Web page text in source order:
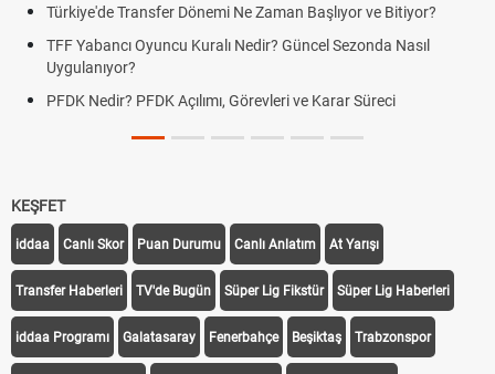
Türkiye'de Transfer Dönemi Ne Zaman Başlıyor ve Bitiyor?
TFF Yabancı Oyuncu Kuralı Nedir? Güncel Sezonda Nasıl
Uygulanıyor?
PFDK Nedir? PFDK Açılımı, Görevleri ve Karar Süreci
KEŞFET
iddaa Canlı Skor Puan Durumu Canlı Anlatım At Yarışı
Transfer Haberleri TV'de Bugün Süper Lig Fikstür Süper Lig Haberleri
iddaa Programı Galatasaray Fenerbahçe Beşiktaş Trabzonspor